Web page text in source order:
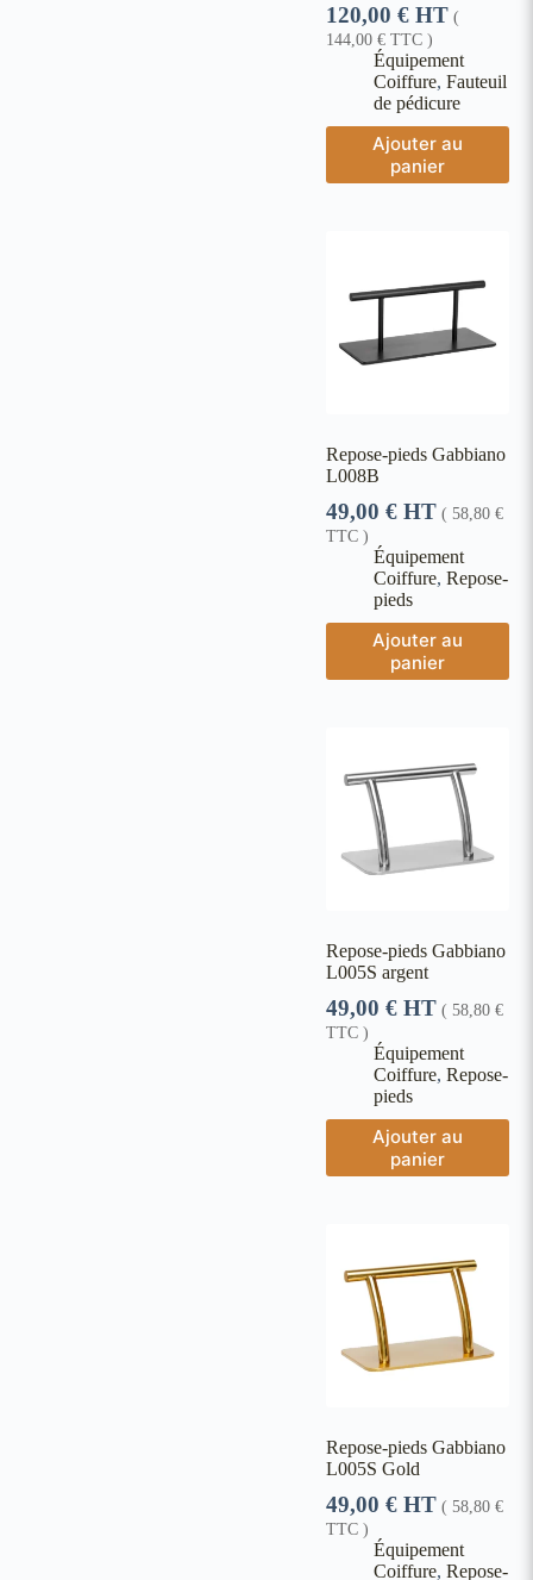
120,00 € HT (
144,00 € TTC )
Équipement
Coiffure, Fauteuil
de pédicure
Ajouter au
panier
Repose-pieds Gabbiano
L008B
49,00 € HT ( 58,80 €
TTC )
Équipement
Coiffure, Repose-
pieds
Ajouter au
panier
Repose-pieds Gabbiano
L005S argent
49,00 € HT ( 58,80 €
TTC )
Équipement
Coiffure, Repose-
pieds
Ajouter au
panier
Repose-pieds Gabbiano
L005S Gold
49,00 € HT ( 58,80 €
TTC )
Équipement
Coiffure, Repose-